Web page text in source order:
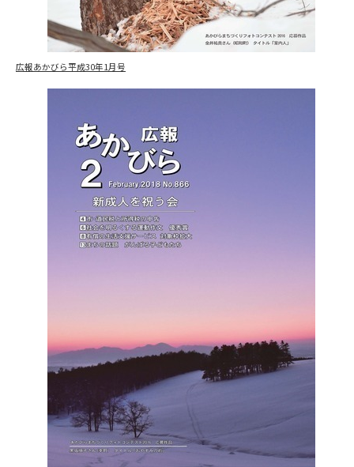
広報あかびら平成30年1月号